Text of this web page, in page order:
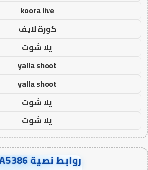
koora live
كورة لايف
يلا شوت
yalla shoot
yalla shoot
يلا شوت
يلا شوت
روابط نصية AA5386